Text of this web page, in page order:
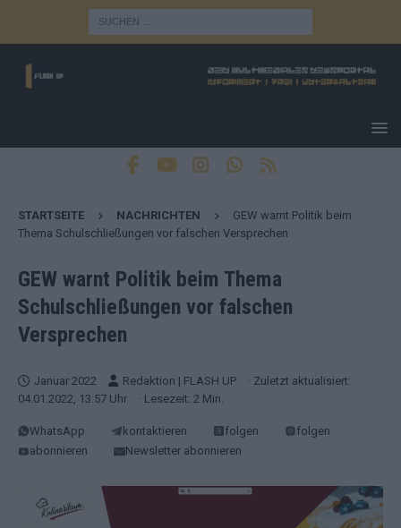
STARTSEITE NACHRICHTEN
GEW warnt Politik beim
Thema Schulschließungen vor falschen Versprechen
GEW warnt Politik beim Thema
Schulschließungen vor falschen
Versprechen
Januar 2022 Redaktion | FLASH UP
· Zuletzt aktualisiert:
04.01.2022, 13:57 Uhr
· Lesezeit: 2 Min.
WhatsApp kontaktieren folgen
folgen
abonnieren
Newsletter abonnieren